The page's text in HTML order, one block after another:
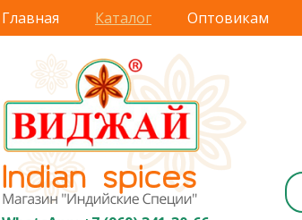
Главная Каталог Оптовикам